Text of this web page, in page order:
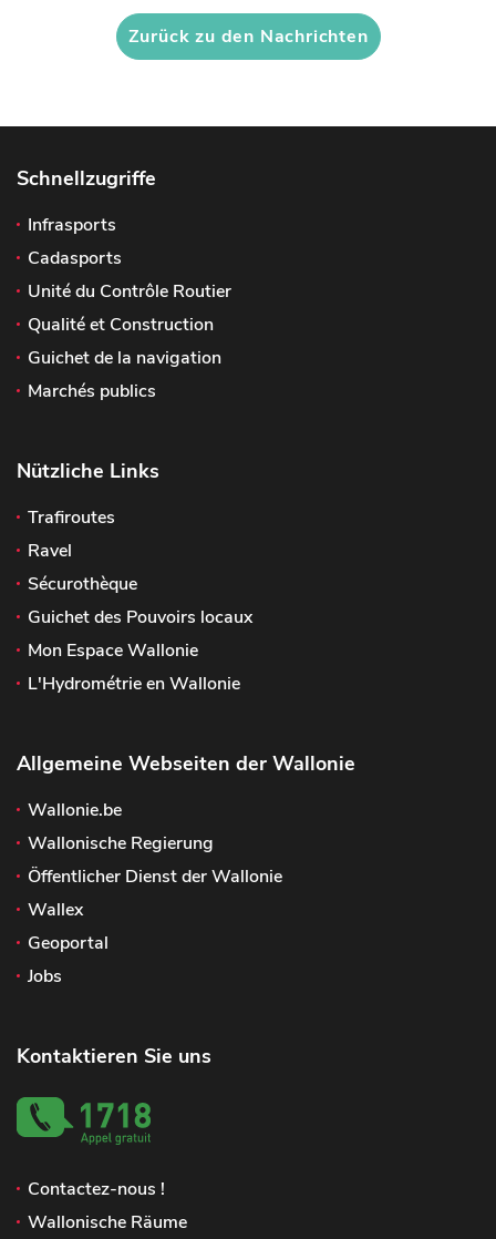
Zurück zu den Nachrichten
Schnellzugriffe
Infrasports
Cadasports
Unité du Contrôle Routier
Qualité et Construction
Guichet de la navigation
Marchés publics
Nützliche Links
Trafiroutes
Ravel
Sécurothèque
Guichet des Pouvoirs locaux
Mon Espace Wallonie
L'Hydrométrie en Wallonie
Allgemeine Webseiten der Wallonie
Wallonie.be
Wallonische Regierung
Öffentlicher Dienst der Wallonie
Wallex
Geoportal
Jobs
Kontaktieren Sie uns
Contactez-nous !
Wallonische Räume